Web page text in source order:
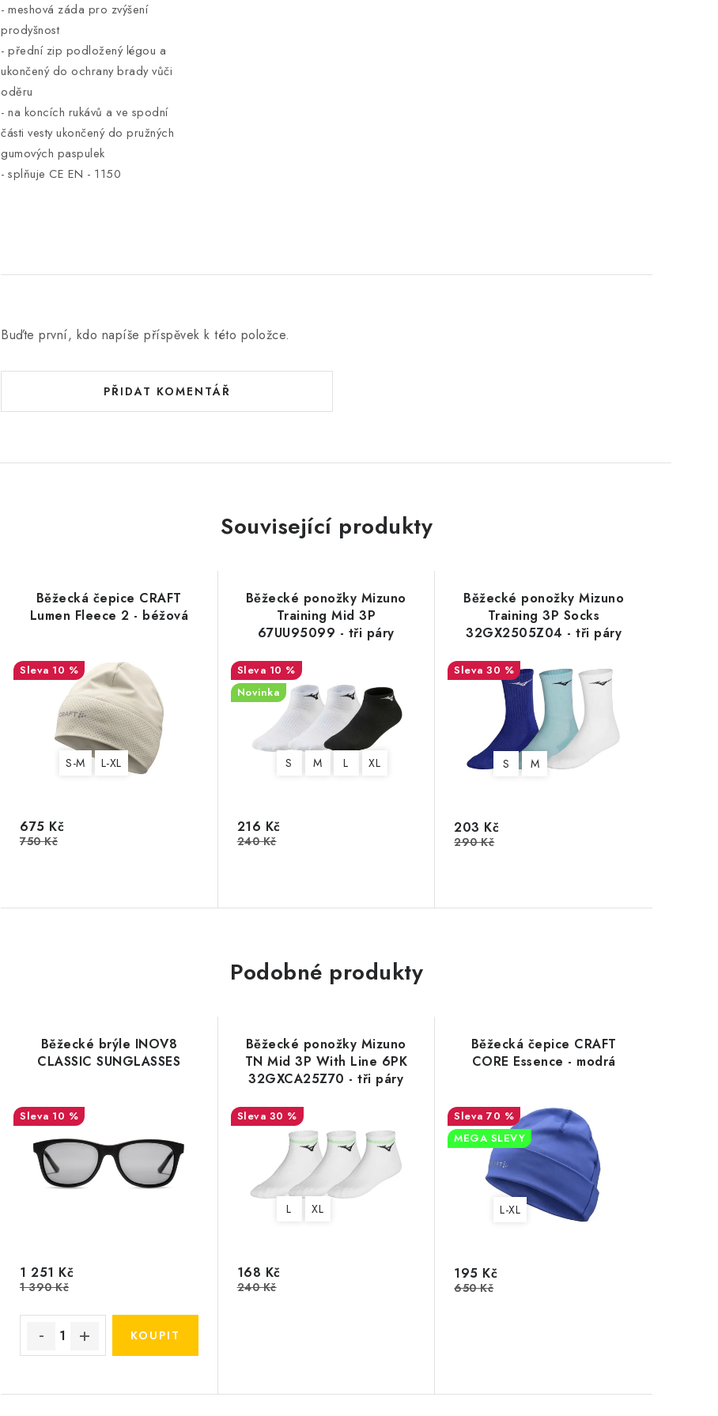
- meshová záda pro zvýšení
prodyšnost
- přední zip podložený légou a
ukončený do ochrany brady vůči
oděru
- na koncích rukávů a ve spodní
části vesty ukončený do pružných
gumových paspulek
- splňuje CE EN - 1150
Buďte první, kdo napíše příspěvek k této položce.
PŘIDAT KOMENTÁŘ
Související produkty
Běžecká čepice CRAFT
Lumen Fleece 2 - béžová
10 %
S-M L-XL
675 Kč
750 Kč
Běžecké ponožky Mizuno
Training Mid 3P
67UU95099 - tři páry
10 %
Novinka
S M L XL
216 Kč
240 Kč
Běžecké ponožky Mizuno
Training 3P Socks
32GX2505Z04 - tři páry
30 %
S M
203 Kč
290 Kč
Podobné produkty
Běžecké brýle INOV8
CLASSIC SUNGLASSES
10 %
1 251 Kč
1 390 Kč
Běžecké ponožky Mizuno
TN Mid 3P With Line 6PK
32GXCA25Z70 - tři páry
30 %
L XL
168 Kč
240 Kč
Běžecká čepice CRAFT
CORE Essence - modrá
70 %
MEGA SLEVY
L-XL
195 Kč
650 Kč